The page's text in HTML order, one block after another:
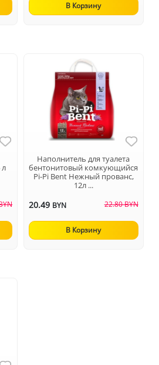
В Корзину
Наполнитель для туалета
бентонитовый комкующийся
Pi-Pi Bent Нежный прованс,
12л ...
20.49 BYN 22.80 BYN
В Корзину